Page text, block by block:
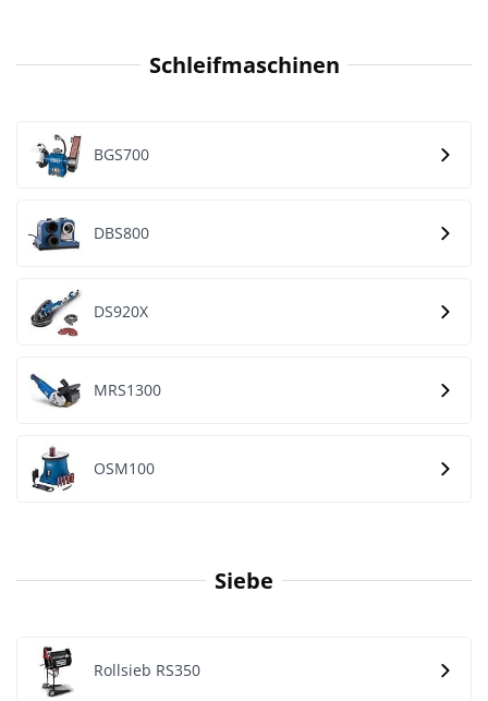
Schleifmaschinen
BGS700
DBS800
DS920X
MRS1300
OSM100
Siebe
Rollsieb RS350